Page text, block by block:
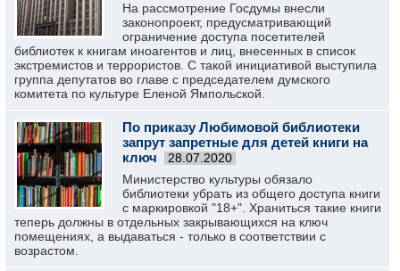
На рассмотрение Госдумы внесли
законопроект, предусматривающий
ограничение доступа посетителей
библиотек к книгам иноагентов и лиц, внесенных в список
экстремистов и террористов. С такой инициативой выступила
группа депутатов во главе с председателем думского
комитета по культуре Еленой Ямпольской.
По приказу Любимовой библиотеки
запрут запретные для детей книги на
ключ
28.07.2020
Министерство культуры обязало
библиотеки убрать из общего доступа книги
с маркировкой "18+". Храниться такие книги
теперь должны в отдельных закрывающихся на ключ
помещениях, а выдаваться - только в соответствии с
возрастом.